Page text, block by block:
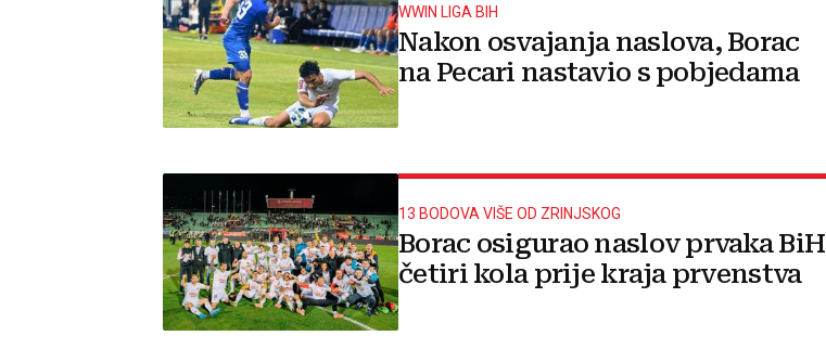
WWIN LIGA BIH
Nakon osvajanja naslova, Borac
na Pecari nastavio s pobjedama
13 BODOVA VIŠE OD ZRINJSKOG
Borac osigurao naslov prvaka BiH
četiri kola prije kraja prvenstva